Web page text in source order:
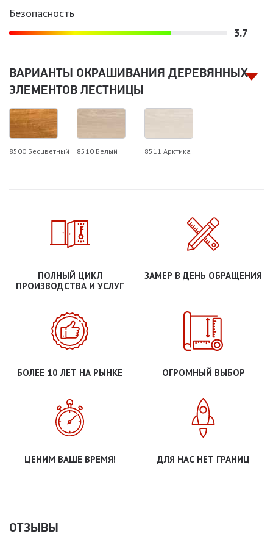
Безопасность
3.7
ВАРИАНТЫ ОКРАШИВАНИЯ ДЕРЕВЯННЫХ
ЭЛЕМЕНТОВ ЛЕСТНИЦЫ
8500 Бесцветный 8510 Белый 8511 Арктика
ПОЛНЫЙ ЦИКЛ
ПРОИЗВОДСТВА И УСЛУГ
ЗАМЕР В ДЕНЬ ОБРАЩЕНИЯ
БОЛЕЕ 10 ЛЕТ НА РЫНКЕ ОГРОМНЫЙ ВЫБОР
ЦЕНИМ ВАШЕ ВРЕМЯ! ДЛЯ НАС НЕТ ГРАНИЦ
ОТЗЫВЫ